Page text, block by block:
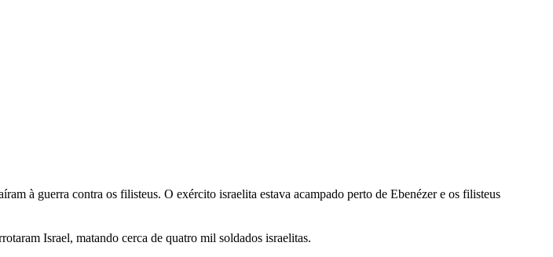
à guerra contra os filisteus. O exército israelita estava acampado perto de Ebenézer e os filisteus
Israel, matando cerca de quatro mil soldados israelitas.